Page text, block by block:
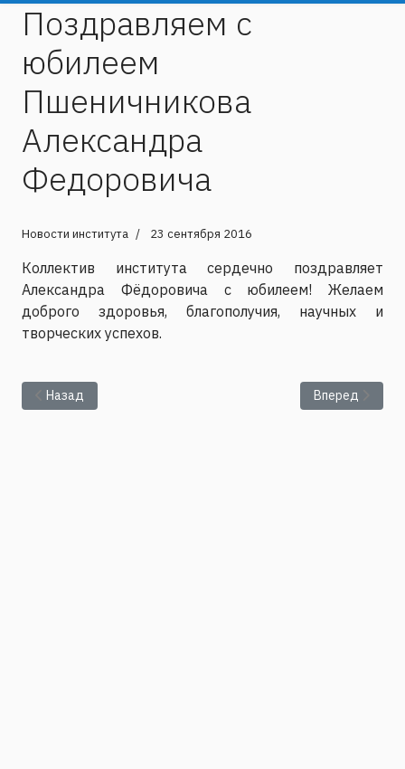
Поздравляем с
юбилеем
Пшеничникова
Александра
Федоровича
Новости института 23 сентября 2016
Коллектив института сердечно поздравляет
Александра Фёдоровича с юбилеем! Желаем
доброго здоровья, благополучия, научных и
творческих успехов.
Предыдущий: Поздравляем с победой в конкурсе на
Назад Следующий:
Вперед